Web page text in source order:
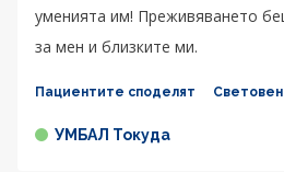
уменията им! Преживяването
за мен и близките ми.
Пациентите споделят
УМБАЛ Токуда